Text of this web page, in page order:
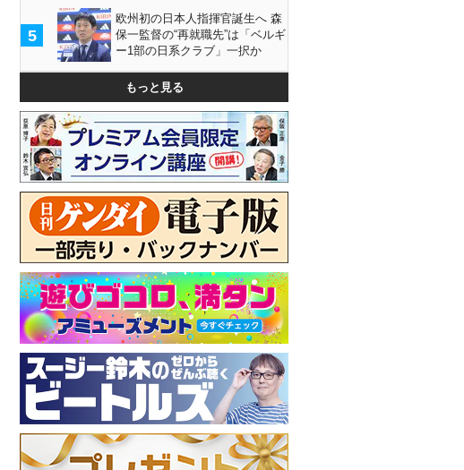
5
欧州初の日本人指揮官誕生へ 森
保一監督の“再就職先”は「ベルギ
ー1部の日系クラブ」一択か
もっと見る